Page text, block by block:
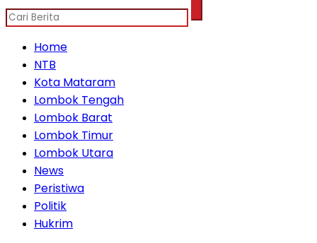
Home
NTB
Kota Mataram
Lombok Tengah
Lombok Barat
Lombok Timur
Lombok Utara
News
Peristiwa
Politik
Hukrim